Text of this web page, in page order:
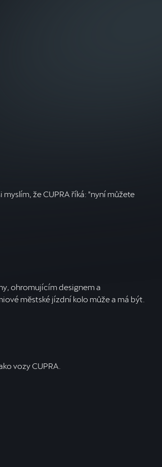
že CUPRA říká: "nyní můžete
ohromujícím designem a
městské jízdní kolo může a má být.
vozy CUPRA.